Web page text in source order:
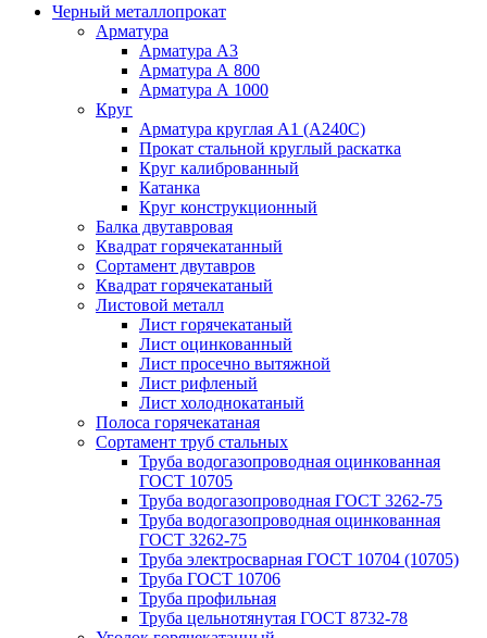
Черный металлопрокат
Арматура
Арматура А3
Арматура А 800
Арматура А 1000
Круг
Арматура круглая А1 (А240C)
Прокат стальной круглый раскатка
Круг калиброванный
Катанка
Круг конструкционный
Балка двутавровая
Квадрат горячекатанный
Сортамент двутавров
Квадрат горячекатаный
Листовой металл
Лист горячекатаный
Лист оцинкованный
Лист просечно вытяжной
Лист рифленый
Лист холоднокатаный
Полоса горячекатаная
Сортамент труб стальных
Труба водогазопроводная оцинкованная
ГОСТ 10705
Труба водогазопроводная ГОСТ 3262-75
Труба водогазопроводная оцинкованная
ГОСТ 3262-75
Труба электросварная ГОСТ 10704 (10705)
Труба ГОСТ 10706
Труба профильная
Труба цельнотянутая ГОСТ 8732-78